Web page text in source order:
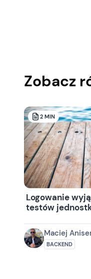
Zobacz
2 MIN
Logowanie
testów
Maciej
BACKEND